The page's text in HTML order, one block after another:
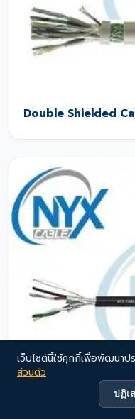
Double Shielded
เว็บไซต์นี้ใช้คุกกี้เพื่อพัฒนาป
ส่วนตัว
ปฏิเ